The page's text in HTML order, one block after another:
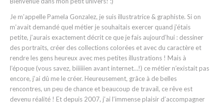
Je m’appelle Pamela Gonzalez, je suis illustratrice & graphiste. Si on
m’avait demandé quel métier je souhaitais exercer quand j’étais
petite, j’aurais exactement décrit ce que je fais aujourd’hui : dessiner
des portraits, créer des collections colorées et avec du caractère et
rendre les gens heureux avec mes petites illustrations ! Mais à
l’époque (vous savez, biiiiiien avant internet…!) ce métier n’existait pas
encore, j’ai dû me le créer. Heureusement, grâce à de belles
rencontres, un peu de chance et beaucoup de travail, ce rêve est
devenu réalité ! Et depuis 2007, j’ai l’immense plaisir d’accompagner